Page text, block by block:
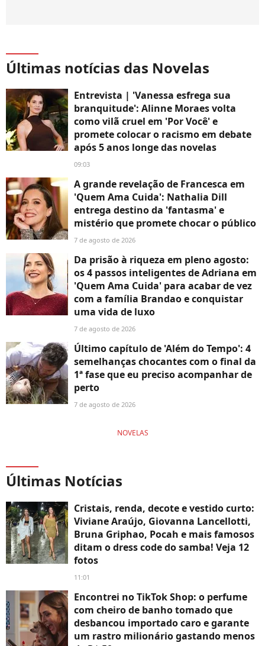
Últimas notícias das Novelas
Entrevista | 'Vanessa esfrega sua
branquitude': Alinne Moraes volta
como vilã cruel em 'Por Você' e
promete colocar o racismo em debate
após 5 anos longe das novelas
09:03
A grande revelação de Francesca em
'Quem Ama Cuida': Nathalia Dill
entrega destino da 'fantasma' e
mistério que promete chocar o público
7 de agosto de 2026
Da prisão à riqueza em pleno agosto:
os 4 passos inteligentes de Adriana em
'Quem Ama Cuida' para acabar de vez
com a família Brandao e conquistar
uma vida de luxo
7 de agosto de 2026
Último capítulo de 'Além do Tempo': 4
semelhanças chocantes com o final da
1ª fase que eu preciso acompanhar de
perto
7 de agosto de 2026
NOVELAS
Últimas Notícias
Cristais, renda, decote e vestido curto:
Viviane Araújo, Giovanna Lancellotti,
Bruna Griphao, Pocah e mais famosos
ditam o dress code do samba! Veja 12
fotos
11:01
Encontrei no TikTok Shop: o perfume
com cheiro de banho tomado que
desbancou importado caro e garante
um rastro milionário gastando menos